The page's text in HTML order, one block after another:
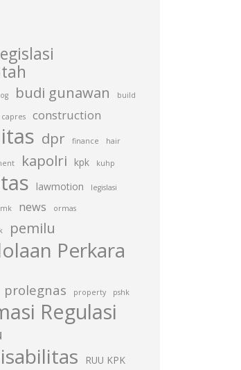
budi gunawan build
capres construction
dpr finance hair
kapolri kpk kuhp
lawmotion legislasi
mk news ormas
pemilu
Perkara
prolegnas property pshk
Regulasi
RUU KPK